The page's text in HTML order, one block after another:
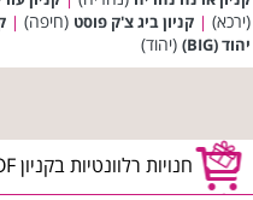
(ירכא) | קניון ביג צ'ק פוסט (חיפה) |
יהוד (BIG)
(יהוד)
חנויות רלוונטיות בקניון BIG FASHION DANILOF טבריה